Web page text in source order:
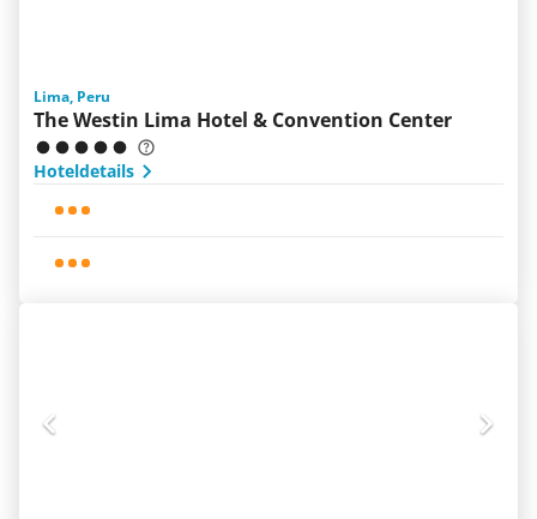
Lima, Peru
The Westin Lima Hotel & Convention Center
Hoteldetails